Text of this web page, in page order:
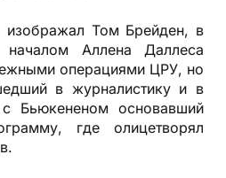
Том Брейден, в
Аллена Даллеса
операциями ЦРУ, но
в журналистику и в
Бьюкененом основавший
где олицетворял